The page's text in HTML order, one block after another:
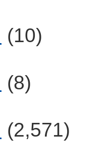
(10)
(8)
(2,571)